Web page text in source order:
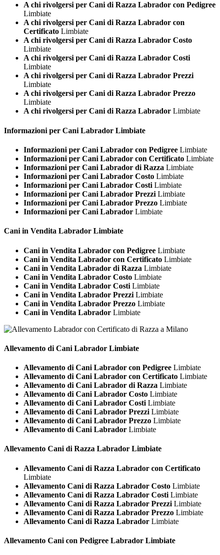
A chi rivolgersi per Cani di Razza Labrador con Pedigree
Limbiate
A chi rivolgersi per Cani di Razza Labrador con
Certificato Limbiate
A chi rivolgersi per Cani di Razza Labrador Costo
Limbiate
A chi rivolgersi per Cani di Razza Labrador Costi
Limbiate
A chi rivolgersi per Cani di Razza Labrador Prezzi
Limbiate
A chi rivolgersi per Cani di Razza Labrador Prezzo
Limbiate
A chi rivolgersi per Cani di Razza Labrador Limbiate
Informazioni per Cani Labrador Limbiate
Informazioni per Cani Labrador con Pedigree Limbiate
Informazioni per Cani Labrador con Certificato Limbiate
Informazioni per Cani Labrador di Razza Limbiate
Informazioni per Cani Labrador Costo Limbiate
Informazioni per Cani Labrador Costi Limbiate
Informazioni per Cani Labrador Prezzi Limbiate
Informazioni per Cani Labrador Prezzo Limbiate
Informazioni per Cani Labrador Limbiate
Cani in Vendita Labrador Limbiate
Cani in Vendita Labrador con Pedigree Limbiate
Cani in Vendita Labrador con Certificato Limbiate
Cani in Vendita Labrador di Razza Limbiate
Cani in Vendita Labrador Costo Limbiate
Cani in Vendita Labrador Costi Limbiate
Cani in Vendita Labrador Prezzi Limbiate
Cani in Vendita Labrador Prezzo Limbiate
Cani in Vendita Labrador Limbiate
Allevamento di Cani Labrador Limbiate
Allevamento di Cani Labrador con Pedigree Limbiate
Allevamento di Cani Labrador con Certificato Limbiate
Allevamento di Cani Labrador di Razza Limbiate
Allevamento di Cani Labrador Costo Limbiate
Allevamento di Cani Labrador Costi Limbiate
Allevamento di Cani Labrador Prezzi Limbiate
Allevamento di Cani Labrador Prezzo Limbiate
Allevamento di Cani Labrador Limbiate
Allevamento Cani di Razza Labrador Limbiate
Allevamento Cani di Razza Labrador con Certificato
Limbiate
Allevamento Cani di Razza Labrador Costo Limbiate
Allevamento Cani di Razza Labrador Costi Limbiate
Allevamento Cani di Razza Labrador Prezzi Limbiate
Allevamento Cani di Razza Labrador Prezzo Limbiate
Allevamento Cani di Razza Labrador Limbiate
Allevamento Cani con Pedigree Labrador Limbiate